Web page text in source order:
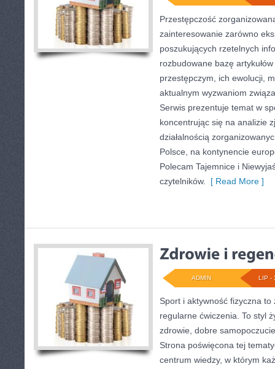
Przestępczość
zainteresowanie zarówno
poszukujących rzetelnych
rozbudowane bazę
przestępczym, ich ewolucji,
aktualnym wyzwaniom
Serwis prezentuje temat w
koncentrując się na analizie
działalnością
Polsce, na kontynencie
Polecam Tajemnice i
czytelników.
[ Read More ]
LIP -
ADMIN
Sport i aktywność fizyczna
regularne ćwiczenia. To styl
zdrowie, dobre
Strona poświęcona tej
centrum wiedzy, w którym